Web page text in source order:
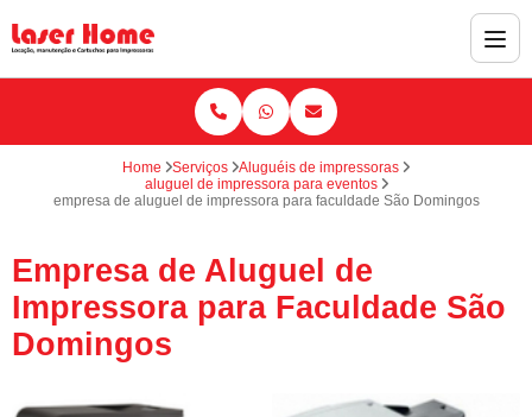
Home Serviços
Aluguéis de impressoras
aluguel de impressora para eventos
empresa de aluguel de impressora para faculdade São Domingos
Empresa de Aluguel de
Impressora para Faculdade São
Domingos